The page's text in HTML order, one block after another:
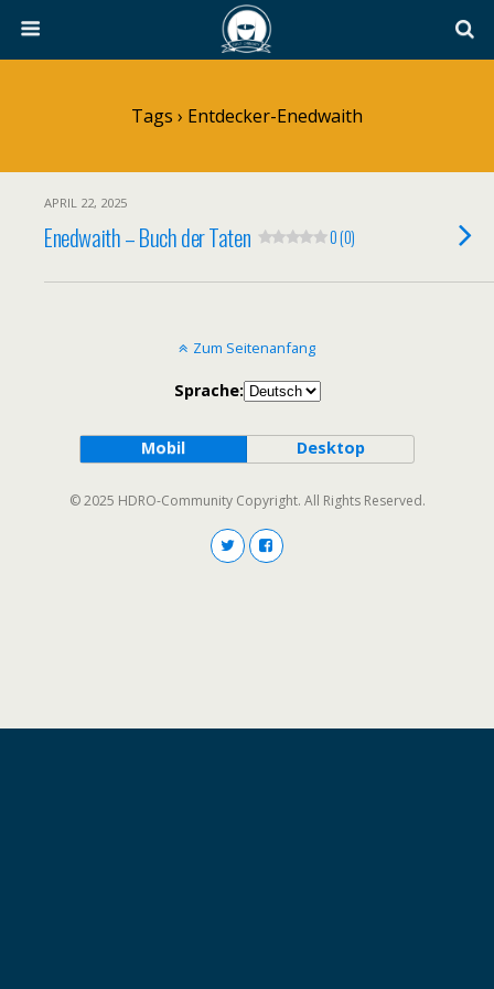
Tags › Entdecker-Enedwaith
APRIL 22, 2025
Enedwaith – Buch der Taten 0 (0)
Zum Seitenanfang
Sprache:
Mobil Desktop
© 2025 HDRO-Community Copyright. All Rights Reserved.